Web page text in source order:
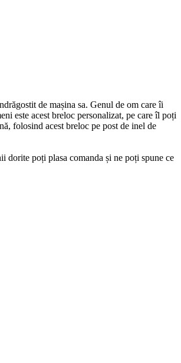
de mașina sa. Genul de om care îi
este acest breloc personalizat, pe care îl poți
folosind acest breloc pe post de inel de
dorite poți plasa comanda și ne poți spune ce